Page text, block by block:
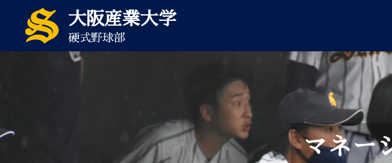
大阪産業大学
硬式野球部
マネー